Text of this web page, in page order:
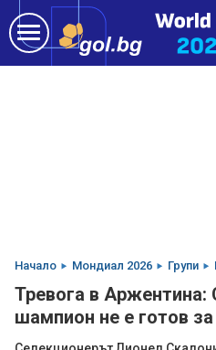
Начало Мондиал 2026 Групи
Тревога в Аржентина:
шампион не е готов